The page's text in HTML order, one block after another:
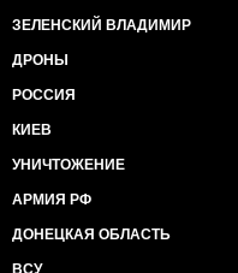
ЗЕЛЕНСКИЙ ВЛАДИМИР
ДРОНЫ
РОССИЯ
КИЕВ
УНИЧТОЖЕНИЕ
АРМИЯ РФ
ДОНЕЦКАЯ ОБЛАСТЬ
ВСУ